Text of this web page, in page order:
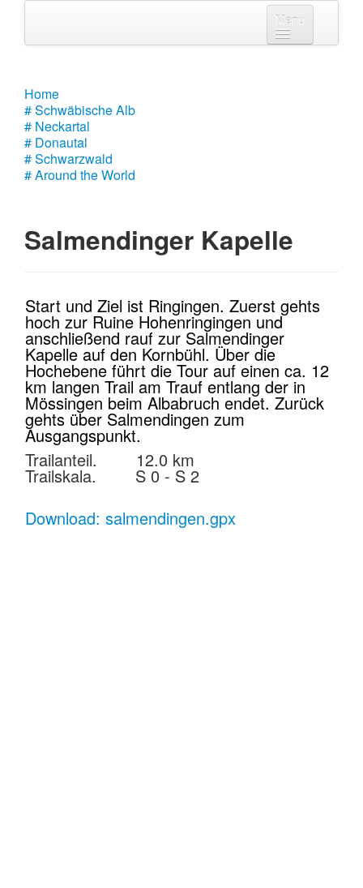
Menu
# Schwäbische Alb
# Neckartal
# Donautal
Home
# Schwäbische Alb
# Neckartal
# Donautal
# Schwarzwald
# Around the World
Salmendinger Kapelle
Start und Ziel ist Ringingen. Zuerst gehts
hoch zur Ruine Hohenringingen und
anschließend rauf zur Salmendinger
Kapelle auf den Kornbühl. Über die
Hochebene führt die Tour auf einen ca. 12
km langen Trail am Trauf entlang der in
Mössingen beim Albabruch endet. Zurück
gehts über Salmendingen zum
Ausgangspunkt.
Trailanteil. 12.0 km
Trailskala. S 0 - S 2
Download: salmendingen.gpx